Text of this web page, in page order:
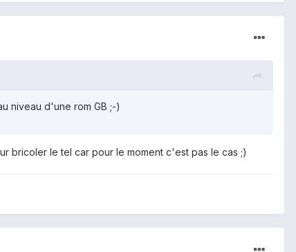
niveau d'une rom GB ;-)
bricoler le tel car pour le moment c'est pas le cas ;)